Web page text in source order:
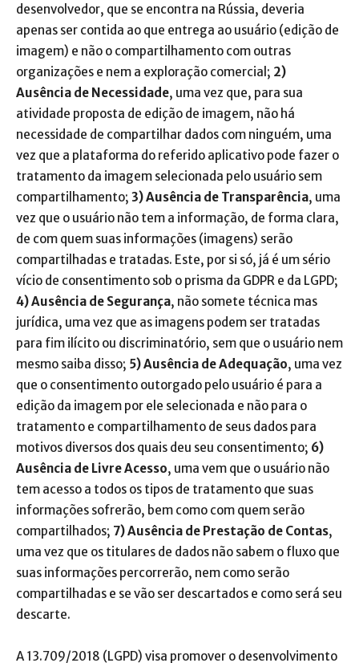
desenvolvedor, que se encontra na Rússia, deveria
apenas ser contida ao que entrega ao usuário (edição de
imagem) e não o compartilhamento com outras
organizações e nem a exploração comercial; 2)
Ausência de Necessidade, uma vez que, para sua
atividade proposta de edição de imagem, não há
necessidade de compartilhar dados com ninguém, uma
vez que a plataforma do referido aplicativo pode fazer o
tratamento da imagem selecionada pelo usuário sem
compartilhamento; 3) Ausência de Transparência, uma
vez que o usuário não tem a informação, de forma clara,
de com quem suas informações (imagens) serão
compartilhadas e tratadas. Este, por si só, já é um sério
vício de consentimento sob o prisma da GDPR e da LGPD;
4) Ausência de Segurança, não somete técnica mas
jurídica, uma vez que as imagens podem ser tratadas
para fim ilícito ou discriminatório, sem que o usuário nem
mesmo saiba disso; 5) Ausência de Adequação, uma vez
que o consentimento outorgado pelo usuário é para a
edição da imagem por ele selecionada e não para o
tratamento e compartilhamento de seus dados para
motivos diversos dos quais deu seu consentimento; 6)
Ausência de Livre Acesso, uma vem que o usuário não
tem acesso a todos os tipos de tratamento que suas
informações sofrerão, bem como com quem serão
compartilhados; 7) Ausência de Prestação de Contas,
uma vez que os titulares de dados não sabem o fluxo que
suas informações percorrerão, nem como serão
compartilhadas e se vão ser descartados e como será seu
descarte.
A 13.709/2018 (LGPD) visa promover o desenvolvimento